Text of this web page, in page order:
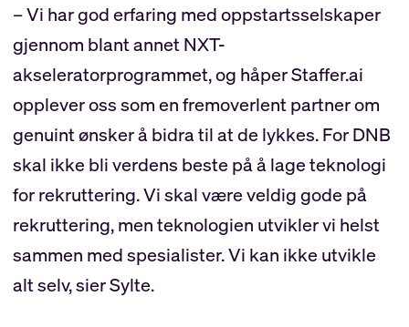
– Vi har god erfaring med oppstartsselskaper
gjennom blant annet NXT-
akseleratorprogrammet, og håper Staffer.ai
opplever oss som en fremoverlent partner om
genuint ønsker å bidra til at de lykkes. For DNB
skal ikke bli verdens beste på å lage teknologi
for rekruttering. Vi skal være veldig gode på
rekruttering, men teknologien utvikler vi helst
sammen med spesialister. Vi kan ikke utvikle
alt selv, sier Sylte.